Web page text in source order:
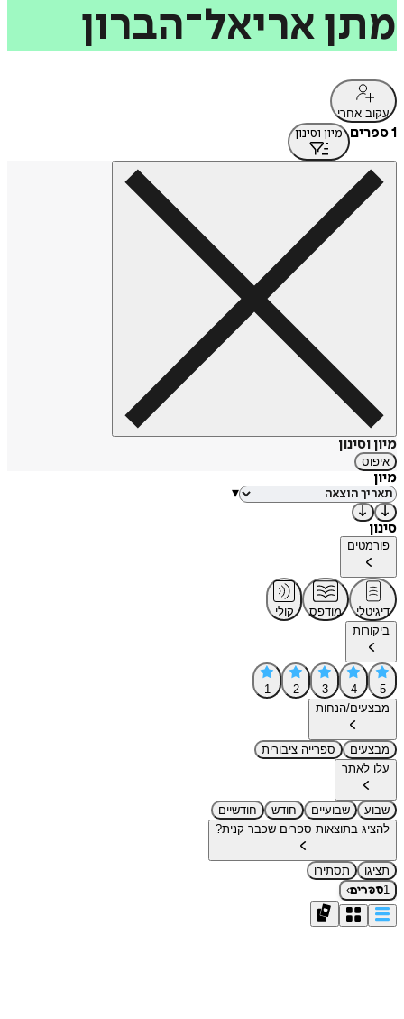
מתן אריאל־הברון
עקוב אחרי
1 ספרים מיון וסינון
מיון וסינון
איפוס
מיון
▾
סינון
פורמטים
דיגיטלי מודפס
קולי
ביקורות
5
4
3
2
1
מבצעים/הנחות
מבצעים
ספרייה ציבורית
עלו לאתר
שבוע שבועיים חודש
חודשיים
להציג בתוצאות ספרים שכבר קנית?
תציגו
תסתירו
1ספרים›